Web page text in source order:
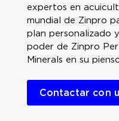
expertos en
mundial de Zinpro
plan personalizado
poder de Zinpro
Minerals en su
Contactar con